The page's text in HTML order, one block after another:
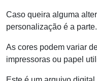
Caso queira alguma
personalização é a parte.
As cores podem variar
impressoras ou papel